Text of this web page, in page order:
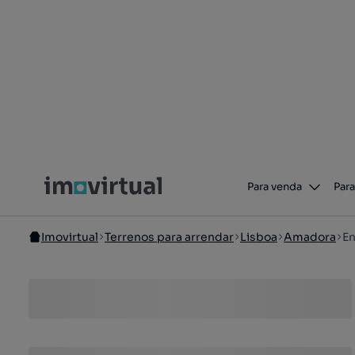
Para venda
Imovirtual Terrenos para arrendar Lisboa Amadora